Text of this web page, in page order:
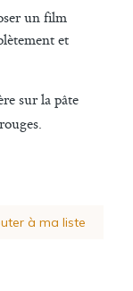
un film
et
sur la pâte
à ma liste